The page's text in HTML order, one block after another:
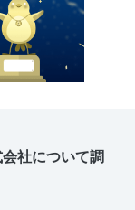
社について調